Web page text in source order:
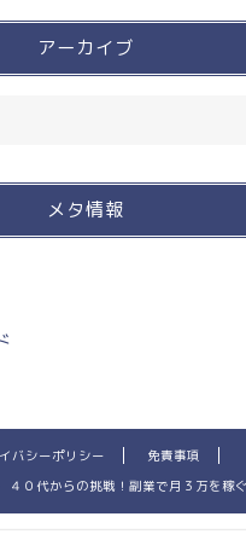
アーカイブ
メタ情報
バシーポリシー
免責事項
０代からの挑戦！副業で月３万を稼ぐ